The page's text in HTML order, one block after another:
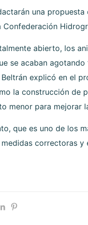
una
Confederación
abierto, los
se acaban agotando
explicó en el
la construcción de
menor para mejorar
que es uno de los
correctoras y